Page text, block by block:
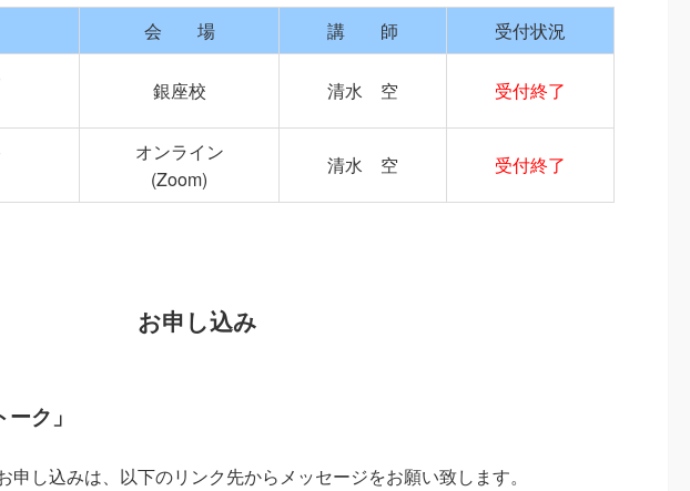
会 場 講 師
受付状況
銀座校 清水 空 受付終了
オンライン
(Zoom)
清水 空 受付終了
お申し込み
ク」
申し込みは、以下のリンク先からメッセージをお願い致します。